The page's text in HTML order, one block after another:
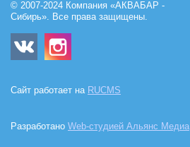
© 2007-2024 Компания «АКВАБАР -
Сибирь». Все права защищены.
Сайт работает на RUCMS
Разработано Web-студией Альянс Медиа